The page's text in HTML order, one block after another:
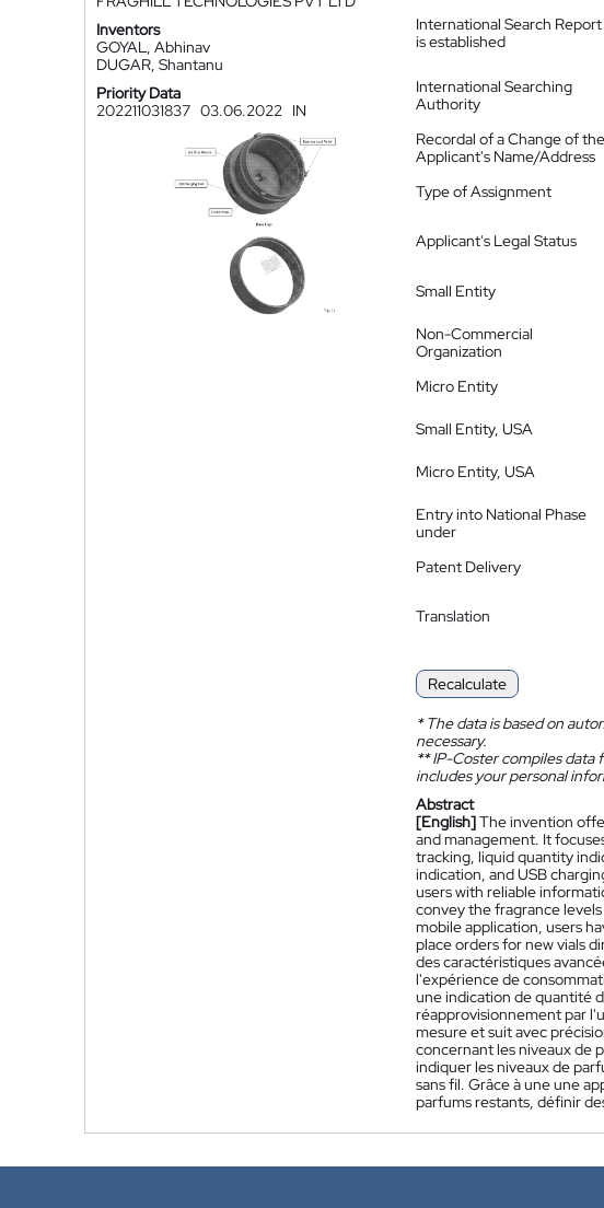
Inventors
GOYAL, Abhinav
DUGAR, Shantanu
Priority Data
202211031837 03.06.2022 IN
International Search Report
is established
International Searching
Authority
Recordal of a Change of the
Applicant's Name/Address
Type of Assignment
Applicant's Legal Status
Small Entity
Non-Commercial
Organization
Micro Entity
Small Entity, USA
Micro Entity, USA
Entry into National Phase
under
Patent Delivery
Translation
Recalculate
*The data is based on
necessary.
**IP-Coster compiles data
includes your personal
Abstract
[English]The invention
and management. It
tracking, liquid quantity
indication, and USB
users with reliable
convey the fragrance
mobile application, users
place orders for new vials
des caractéristiques
l'expérience de
une indication de quantité
réapprovisionnement par
mesure et suit avec
concernant les niveaux de
indiquer les niveaux de
sans fil. Grâce à une une
parfums restants, définir